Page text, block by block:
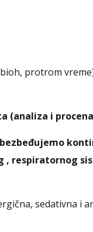
protrom
(analiza i
, respiratornog
sedativna i